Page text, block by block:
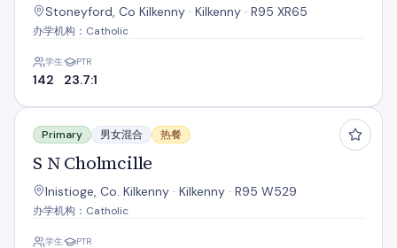
Stoneyford, Co Kilkenny · Kilkenny · R95 XR65
办学机构：Catholic
学生
142
PTR
23.7:1
S N Cholmcille
Primary 男女混合 热餐
S N Cholmcille
Inistioge, Co. Kilkenny · Kilkenny · R95 W529
办学机构：Catholic
学生 PTR